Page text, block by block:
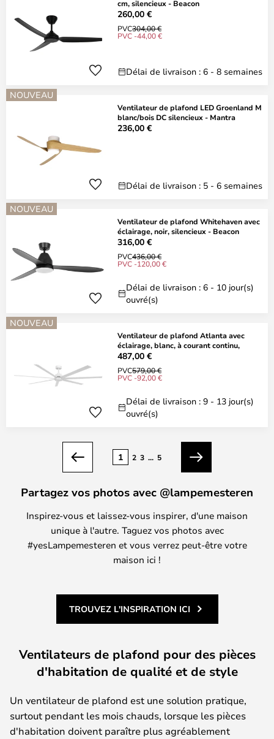
cm, silencieux - Beacon
260,00 €
PVC304,00 €
PVC -44,00 €
Délai de livraison : 6 - 8 semaines
NOUVEAU
Ventilateur de plafond LED Groenland M
blanc/bois DC silencieux - Mantra
236,00 €
Délai de livraison : 5 - 6 semaines
NOUVEAU
Ventilateur de plafond Whitehaven avec
éclairage, noir, silencieux - Beacon
316,00 €
PVC436,00 €
PVC -120,00 €
Délai de livraison : 6 - 10 jour(s)
ouvré(s)
NOUVEAU
Ventilateur de plafond Atlanta avec
éclairage, blanc, à courant continu,
487,00 €
PVC579,00 €
PVC -92,00 €
Délai de livraison : 9 - 13 jour(s)
ouvré(s)
Précédent
1 2 3 ... 5
Suivant
Partagez vos photos avec @lampemesteren
Inspirez-vous et laissez-vous inspirer, d'une maison
unique à l'autre. Taguez vos photos avec
#yesLampemesteren et vous verrez peut-être votre
maison ici !
TROUVEZ L'INSPIRATION ICI
Ventilateurs de plafond pour des pièces
d'habitation de qualité et de style
Un ventilateur de plafond est une solution pratique,
surtout pendant les mois chauds, lorsque les pièces
d'habitation doivent paraître plus agréablement